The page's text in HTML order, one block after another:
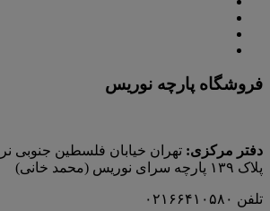
فروشگاه پارچه نوریس
دفتر مرکزی: تهران خیابان فلسطین جنوبی
پلاک ۱۳۹ پارچه‌ سرای نوريس (محمد خانی)
تلفن ۰۲۱۶۶۴۱۰۵۸۰